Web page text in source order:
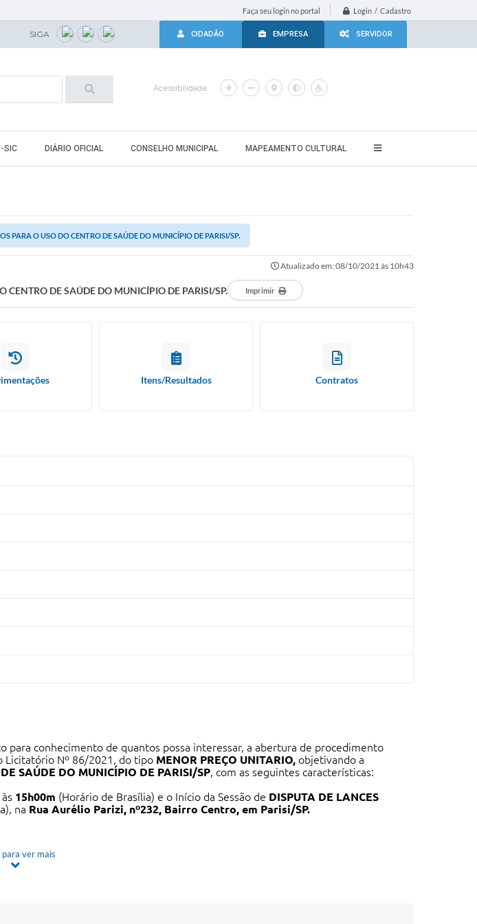
Faça seu login no portal Login / Cadastro
CIDADÃO EMPRESA SERVIDOR
SIGA
Acessibilidade
SIC DIÁRIO OFICIAL CONSELHO MUNICIPAL MAPEAMENTO CULTURAL
PARA O USO DO CENTRO DE SAÚDE DO MUNICÍPIO DE PARISI/SP.
Atualizado em: 08/10/2021 às 10h43
CENTRO DE SAÚDE DO MUNICÍPIO DE PARISI/SP. Imprimir
Itens/Resultados Contratos
para conhecimento de quantos possa interessar, a abertura de procedimento
Licitatório Nº 86/2021, do tipo MENOR PREÇO UNITARIO, objetivando a
SAÚDE DO MUNICÍPIO DE PARISI/SP, com as seguintes características:
15h00m (Horário de Brasília) e o Início da Sessão de DISPUTA DE LANCES
na Rua Aurélio Parizi, nº232, Bairro Centro, em Parisi/SP.
para ver mais